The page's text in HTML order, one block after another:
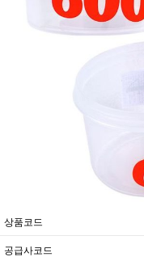
상품코드
공급사코드